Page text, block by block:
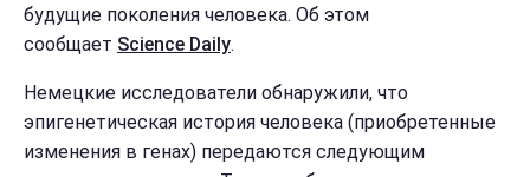
будущие поколения человека. Об этом
сообщает Science Daily.
Немецкие исследователи обнаружили, что
эпигенетическая история человека (приобретенные
изменения в генах) передаются следующим